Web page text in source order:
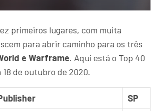
primeiros lugares, com muita
para abrir caminho para os três
e Warframe. Aqui está o Top 40
de outubro de 2020.
SP